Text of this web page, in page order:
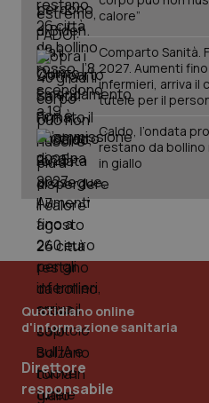
calore”
Comparto Sanità.
2027. Aumenti
infermieri, arriva il
tutele per il
Caldo, l’ondata
restano da
in giallo
Quotidiano online
d'informazione sanitaria
Direttore
responsabile
PHPSESSID